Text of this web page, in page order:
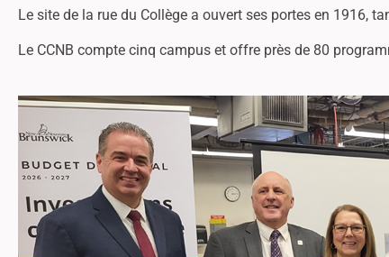
Le site de la rue du Collège a ouvert ses portes en 1916,
Le CCNB compte cinq campus et offre près de 80